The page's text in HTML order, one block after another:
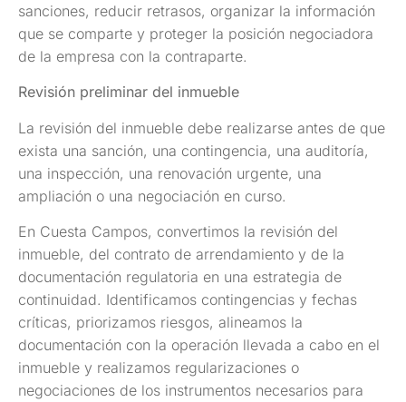
sanciones, reducir retrasos, organizar la información
que se comparte y proteger la posición negociadora
de la empresa con la contraparte.
Revisión preliminar del inmueble
La revisión del inmueble debe realizarse antes de que
exista una sanción, una contingencia, una auditoría,
una inspección, una renovación urgente, una
ampliación o una negociación en curso.
En Cuesta Campos, convertimos la revisión del
inmueble, del contrato de arrendamiento y de la
documentación regulatoria en una estrategia de
continuidad. Identificamos contingencias y fechas
críticas, priorizamos riesgos, alineamos la
documentación con la operación llevada a cabo en el
inmueble y realizamos regularizaciones o
negociaciones de los instrumentos necesarios para